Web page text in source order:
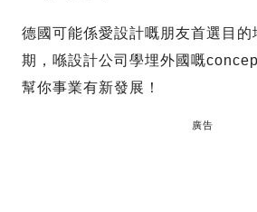
德國可能係愛設計嘅朋友首選目的
期，喺設計公司學埋外國嘅
幫你事業有新發展！
廣告